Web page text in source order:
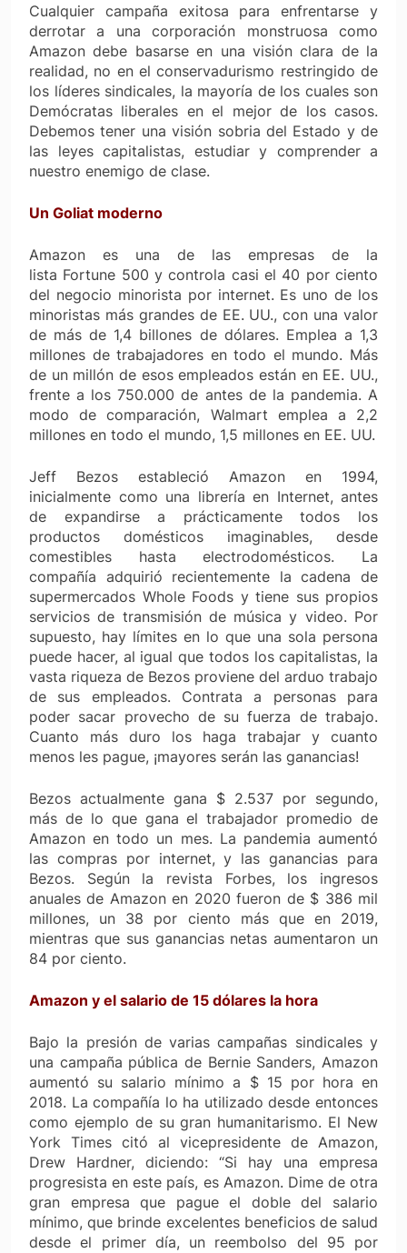
Cualquier campaña exitosa para enfrentarse y
derrotar a una corporación monstruosa como
Amazon debe basarse en una visión clara de la
realidad, no en el conservadurismo restringido de
los líderes sindicales, la mayoría de los cuales son
Demócratas liberales en el mejor de los casos.
Debemos tener una visión sobria del Estado y de
las leyes capitalistas, estudiar y comprender a
nuestro enemigo de clase.
Un Goliat moderno
Amazon es una de las empresas de la
lista Fortune 500y controla casi el 40 por ciento
del negocio minorista por internet. Es uno de los
minoristas más grandes de EE. UU., con una valor
de más de 1,4 billones de dólares. Emplea a 1,3
millones de trabajadores en todo el mundo. Más
de un millón de esos empleados están en EE. UU.,
frente a los 750.000 de antes de la pandemia. A
modo de comparación, Walmart emplea a 2,2
millones en todo el mundo, 1,5 millones en EE. UU.
Jeff Bezos estableció Amazon en 1994,
inicialmente como una librería en Internet, antes
de expandirse a prácticamente todos los
productos domésticos imaginables, desde
comestibles hasta electrodomésticos. La
compañía adquirió recientemente la cadena de
supermercados Whole Foods y tiene sus propios
servicios de transmisión de música y video. Por
supuesto, hay límites en lo que una sola persona
puede hacer, al igual que todos los capitalistas, la
vasta riqueza de Bezos proviene del arduo trabajo
de sus empleados. Contrata a personas para
poder sacar provecho de su fuerza de trabajo.
Cuanto más duro los haga trabajar y cuanto
menos les pague, ¡mayores serán las ganancias!
Bezos actualmente gana $ 2.537 por segundo,
más de lo que gana el trabajador promedio de
Amazon en todo un mes. La pandemia aumentó
las compras por internet, y las ganancias para
Bezos. Según la revista Forbes, los ingresos
anuales de Amazon en 2020 fueron de $ 386 mil
millones, un 38 por ciento más que en 2019,
mientras que sus ganancias netas aumentaron un
84 por ciento.
Amazon y el salario de 15 dólares la hora
Bajo la presión de varias campañas sindicales y
una campaña pública de Bernie Sanders, Amazon
aumentó su salario mínimo a $ 15 por hora en
2018. La compañía lo ha utilizado desde entonces
como ejemplo de su gran humanitarismo. El New
York Times citó al vicepresidente de Amazon,
Drew Hardner, diciendo: “Si hay una empresa
progresista en este país, es Amazon. Dime de otra
gran empresa que pague el doble del salario
mínimo, que brinde excelentes beneficios de salud
desde el primer día, un reembolso del 95 por